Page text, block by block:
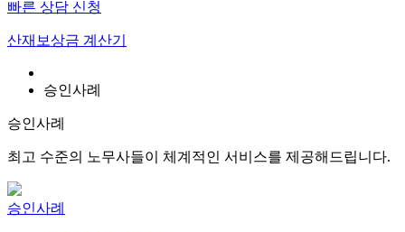
빠른 상담 신청
산재보상금 계산기
승인사례
승인사례
최고 수준의 노무사들이 체계적인 서비스를 제공해드립니다.
승인사례